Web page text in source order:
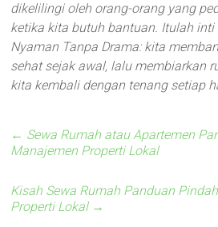
dikelilingi oleh orang-orang yang
ketika kita butuh bantuan. Itulah inti
Nyaman Tanpa Drama: kita
sehat sejak awal, lalu membiarkan
kita kembali dengan tenang setiap
← Sewa Rumah atau Apartemen
Manajemen Properti Lokal
Kisah Sewa Rumah Panduan
Properti Lokal →